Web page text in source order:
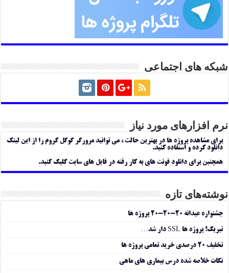
شبکه های اجتماعی
نرم افزارهای مورد نیاز
برای مشاهده پروژه ها در بهترین حالت ، می توانید مرورگر گوگل کروم را از این لینک
دانلود کرده و استفاده کنید.
همچنین برای دانلود فونت های به کار رفته در فایل های سایت کلیک کنید.
نوشته‌های تازه
جشنواره عیدانه ۲۰-۲۰-۲۰ پروژه ها
تبریک! پروژه ها SSL دار شد…
تخفیف ۲۰ درصدی خرید تمامی پروژه ها
نکات خلاصه شده درس بیماری های ماهی